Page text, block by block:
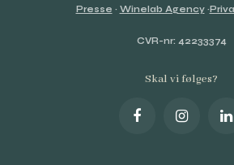
Presse · Winelab Agency·
CVR-nr: 42233374
Skal vi følges?